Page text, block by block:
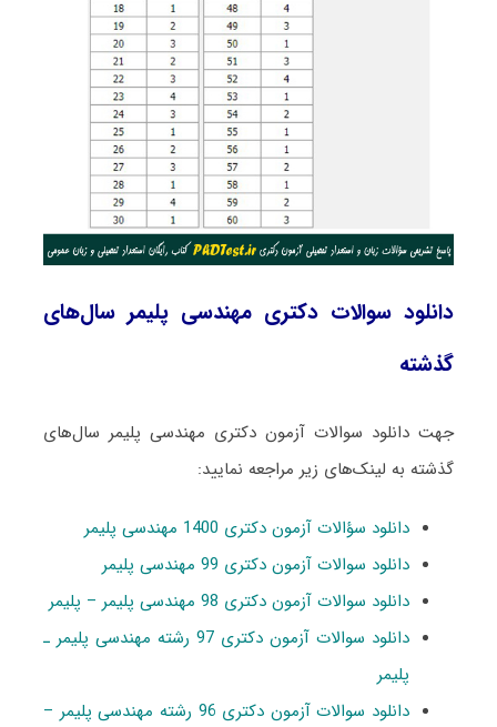
دانلود سوالات دکتری مهندسی پلیمر سال‌های
گذشته
جهت دانلود سوالات آزمون دکتری مهندسی پلیمر سال‌های
گذشته به لینک‌های زیر مراجعه نمایید:
دانلود سؤالات آزمون دکتری 1400 مهندسی پلیمر
دانلود سوالات آزمون دکتری 99 مهندسی پلیمر
دانلود سوالات آزمون دکتری 98 مهندسی پلیمر – پلیمر
دانلود سوالات آزمون دکتری 97 رشته مهندسی پلیمر ـ
پلیمر
دانلود سوالات آزمون دکتری 96 رشته مهندسی پلیمر –